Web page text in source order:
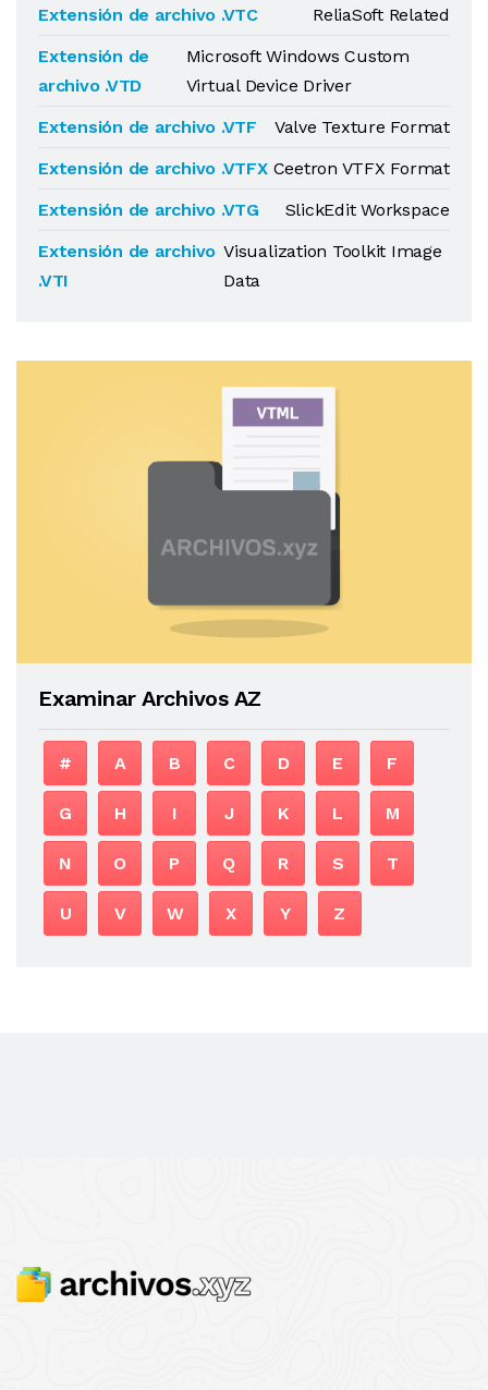
Extensión de archivo .VTC
ReliaSoft Related
Extensión de
archivo .VTD
Microsoft Windows Custom
Virtual Device Driver
Extensión de archivo .VTF
Valve Texture Format
Extensión de archivo .VTFX Ceetron VTFX Format
Extensión de archivo .VTG
SlickEdit Workspace
Extensión de archivo
.VTI
Visualization Toolkit Image
Data
Examinar Archivos AZ
# A B C D E F
G H I J K L M
N O P Q R S T
U V W X Y Z